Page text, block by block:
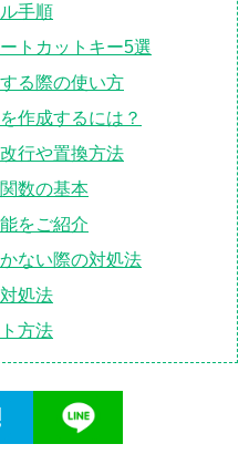
手順
トカットキー5選
る際の使い方
作成するには？
行や置換方法
数の基本
をご紹介
ない際の対処法
処法
方法